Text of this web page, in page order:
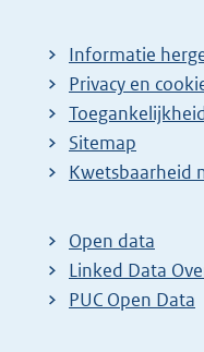
Informatie
Privacy en
Sitemap
E
t
e
r
Kwetsbaarheid
Open data
Linked Data
PUC Open Data